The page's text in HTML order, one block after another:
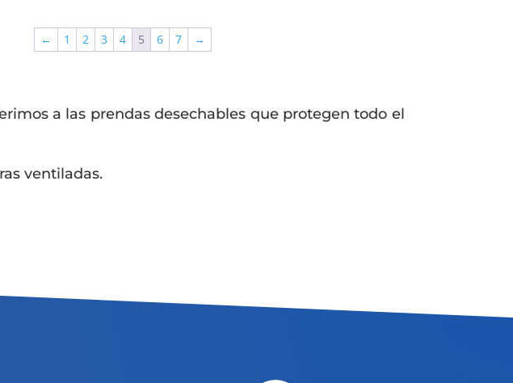
← 1 2 3 4 5 6 7 →
a las prendas desechables que protegen todo el
ventiladas.